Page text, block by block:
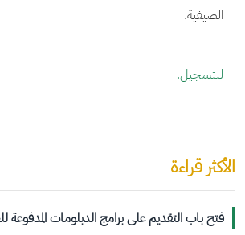
الصيفية.
للتسجيل.
الأكثر قراءة
فتح باب التقديم على برامج الدبلومات المدفوعة للعام